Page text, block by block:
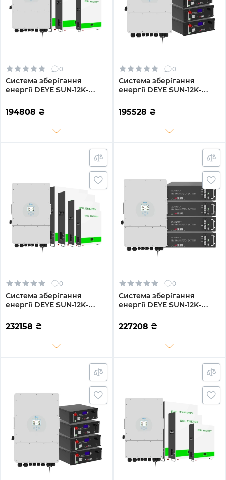
0
Система зберігання
енергії DEYE SUN-12K-
LFP-W 12kW 15.36kWh
3BAT LiFePO4 6500 циклів
194808 ₴
0
Система зберігання
енергії DEYE SUN-12K-
LFP 12kW 15.36kWh 3BAT
LiFePO4 6500 циклів
195528 ₴
0
Система зберігання
енергії DEYE SUN-12K-
4GS20.48K-LFP-W 12kW
20.48kWh 4BAT LiFePO4
232158 ₴
0
Система зберігання
енергії DEYE SUN-12K-
LFP 12kW 19.2kWh 4BAT
LiFePO4 6500 циклів
227208 ₴